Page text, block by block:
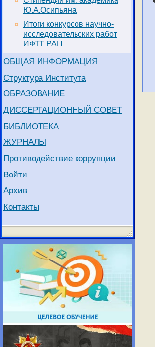
Ю.А.Осипьяна
Итоги конкурсов научно-
исследовательских работ
ИФТТ РАН
ОБЩАЯ ИНФОРМАЦИЯ
Структура Института
ОБРАЗОВАНИЕ
ДИССЕРТАЦИОННЫЙ СОВЕТ
БИБЛИОТЕКА
ЖУРНАЛЫ
Противодействие коррупции
Войти
Архив
Контакты